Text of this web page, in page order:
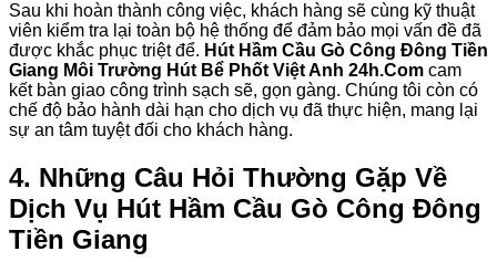
Sau khi hoàn thành công việc, khách hàng sẽ cùng kỹ thuật
viên kiểm tra lại toàn bộ hệ thống để đảm bảo mọi vấn đề đã
được khắc phục triệt để. Hút Hầm Cầu Gò Công Đông Tiền
Giang Môi Trường Hút Bể Phốt Việt Anh 24h.Com cam
kết bàn giao công trình sạch sẽ, gọn gàng. Chúng tôi còn có
chế độ bảo hành dài hạn cho dịch vụ đã thực hiện, mang lại
sự an tâm tuyệt đối cho khách hàng.
4. Những Câu Hỏi Thường Gặp Về
Dịch Vụ Hút Hầm Cầu Gò Công Đông
Tiền Giang